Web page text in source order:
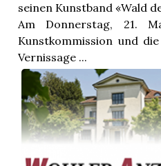
seinen Kunstband «Wald
Am Donnerstag, 21.
Kunstkommission und
Vernissage ...